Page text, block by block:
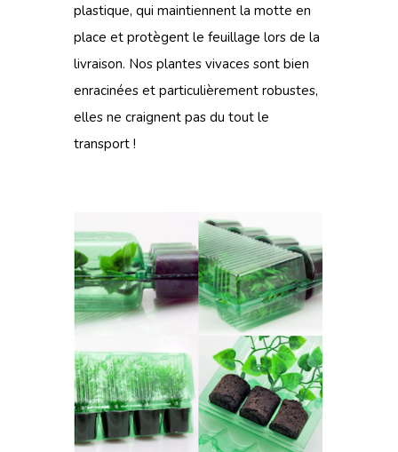
plastique, qui maintiennent la motte en
place et protègent le feuillage lors de la
livraison. Nos plantes vivaces sont bien
enracinées et particulièrement robustes,
elles ne craignent pas du tout le
transport !